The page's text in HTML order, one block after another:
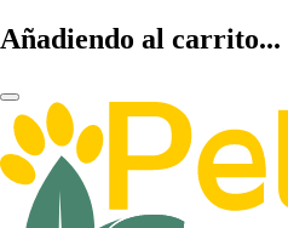
Añadiendo al carrito...